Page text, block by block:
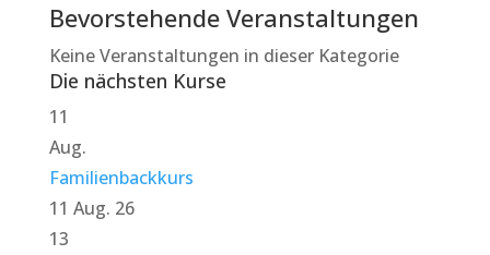
Bevorstehende Veranstaltungen
Keine Veranstaltungen in dieser Kategorie
Die nächsten Kurse
11
Aug.
Familienbackkurs
11 Aug. 26
13